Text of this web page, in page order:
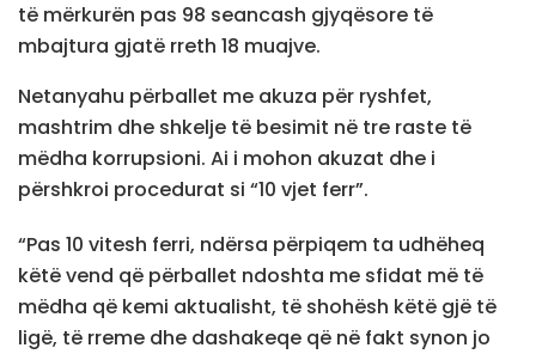
të mërkurën pas 98 seancash gjyqësore të
mbajtura gjatë rreth 18 muajve.
Netanyahu përballet me akuza për ryshfet,
mashtrim dhe shkelje të besimit në tre raste të
mëdha korrupsioni. Ai i mohon akuzat dhe i
përshkroi procedurat si “10 vjet ferr”.
“Pas 10 vitesh ferri, ndërsa përpiqem ta udhëheq
këtë vend që përballet ndoshta me sfidat më të
mëdha që kemi aktualisht, të shohësh këtë gjë të
ligë, të rreme dhe dashakeqe që në fakt synon jo